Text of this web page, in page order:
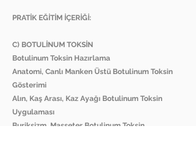
PRATİK EĞİTİM İÇERİĞİ:
C) BOTULİNUM TOKSİN
Botulinum Toksin Hazırlama
Anatomi, Canlı Manken Üstü Botulinum Toksin
Gösterimi
Alın, Kaş Arası, Kaz Ayağı Botulinum Toksin
Uygulaması
Buriksizm, Masseter Botulinum Toksin